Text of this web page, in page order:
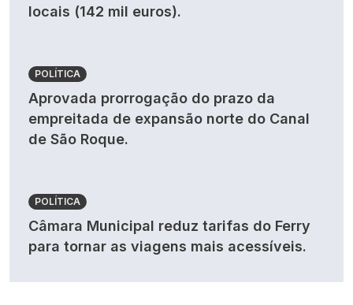
locais (142 mil euros).
POLÍTICA
Aprovada prorrogação do prazo da
empreitada de expansão norte do Canal
de São Roque.
POLÍTICA
Câmara Municipal reduz tarifas do Ferry
para tornar as viagens mais acessíveis.